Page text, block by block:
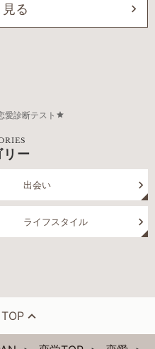
る
愛診断テスト
リー
出会い
ライフスタイル